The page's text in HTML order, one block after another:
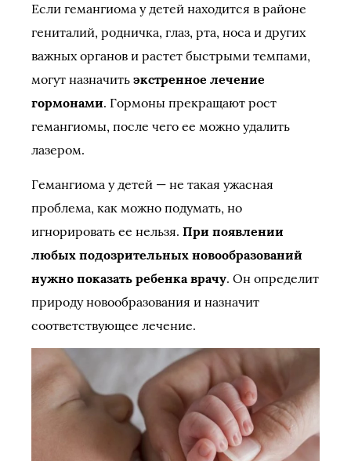
Если гемангиома у детей находится в районе
гениталий, родничка, глаз, рта, носа и других
важных органов и растет быстрыми темпами,
могут назначить экстренное лечение
гормонами. Гормоны прекращают рост
гемангиомы, после чего ее можно удалить
лазером.
Гемангиома у детей — не такая ужасная
проблема, как можно подумать, но
игнорировать ее нельзя. При появлении
любых подозрительных новообразований
нужно показать ребенка врачу. Он определит
природу новообразования и назначит
соответствующее лечение.